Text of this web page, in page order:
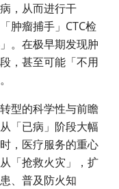
，从而进行干
肿瘤捕手」CTC检
。在极早期发现肿
，甚至可能「不用
型的科学性与前瞻
「已病」阶段大幅
，医疗服务的重心
「抢救火灾」，扩
、普及防火知